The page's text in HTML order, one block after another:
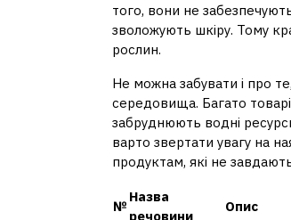
того, вони не
зволожують шкіру. Тому
рослин.
Не можна забувати і про
середовища. Багато
забруднюють водні
варто звертати увагу на
продуктам, які не
№
Назва
речовини
Опис